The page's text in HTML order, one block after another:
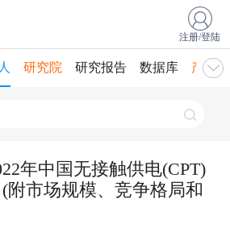
注册/登陆
研究院 研究报告 数据库 产业
年中国无接触供电(CPT)
附市场规模、竞争格局和